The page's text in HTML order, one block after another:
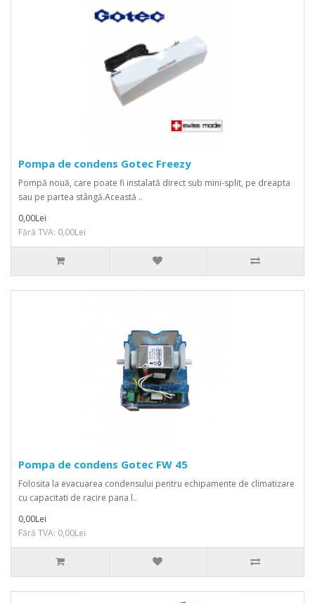
Pompa de condens Gotec Freezy
Pompă nouă, care poate fi instalată direct sub mini-split, pe dreapta
sau pe partea stângă.Această ..
0,00Lei
Fără TVA: 0,00Lei
Pompa de condens Gotec FW 45
Folosita la evacuarea condensului pentru echipamente de climatizare
cu capacitati de racire pana l..
0,00Lei
Fără TVA: 0,00Lei